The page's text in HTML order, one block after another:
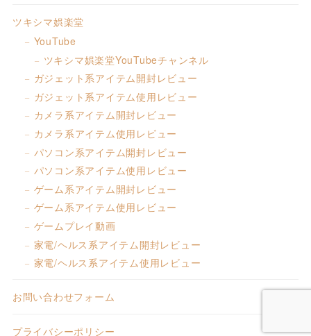
ツキシマ娯楽堂
YouTube
ツキシマ娯楽堂YouTubeチャンネル
ガジェット系アイテム開封レビュー
ガジェット系アイテム使用レビュー
カメラ系アイテム開封レビュー
カメラ系アイテム使用レビュー
パソコン系アイテム開封レビュー
パソコン系アイテム使用レビュー
ゲーム系アイテム開封レビュー
ゲーム系アイテム使用レビュー
ゲームプレイ動画
家電/ヘルス系アイテム開封レビュー
家電/ヘルス系アイテム使用レビュー
お問い合わせフォーム
プライバシーポリシー